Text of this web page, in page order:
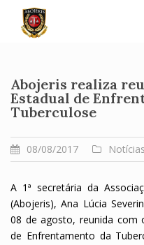
content
Abojeris realiza
Estadual de
Tuberculose
08/08/2017 Notícias
A 1ª secretária da
(Abojeris), Ana Lúcia
08 de agosto, reunida com
de Enfrentamento da